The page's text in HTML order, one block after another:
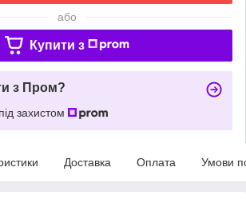
або
Купити з
з Пром?
захистом
Доставка Оплата Умови